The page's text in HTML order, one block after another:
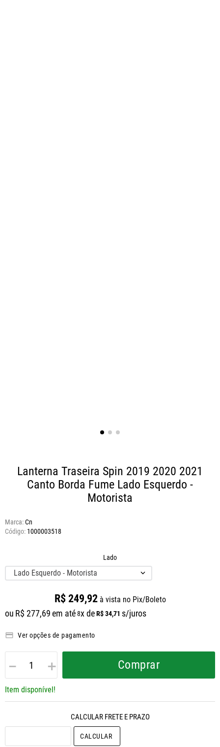
Lanterna Traseira Spin 2019 2020 2021
Canto Borda Fume Lado Esquerdo -
Motorista
Marca:Cn
1000003518
Lado
Lado Esquerdo - Motorista
R$ 249,92à vista no Pix/Boleto
ou R$ 277,69em até8x deR$34,71 s/juros
Ver opções de pagamento
＋
－ Comprar
Item disponível!